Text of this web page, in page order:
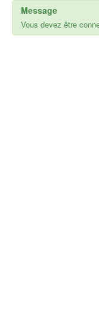
Message
Vous devez être